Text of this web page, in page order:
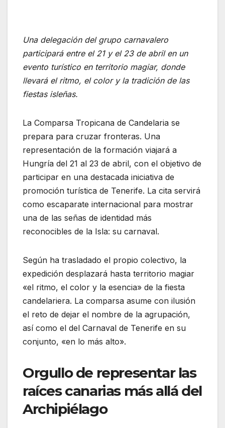
Una delegación del grupo carnavalero
participará entre el 21 y el 23 de abril en un
evento turístico en territorio magiar, donde
llevará el ritmo, el color y la tradición de las
fiestas isleñas.
La Comparsa Tropicana de Candelaria se
prepara para cruzar fronteras. Una
representación de la formación viajará a
Hungría del 21 al 23 de abril, con el objetivo de
participar en una destacada iniciativa de
promoción turística de Tenerife. La cita servirá
como escaparate internacional para mostrar
una de las señas de identidad más
reconocibles de la Isla: su carnaval.
Según ha trasladado el propio colectivo, la
expedición desplazará hasta territorio magiar
«el ritmo, el color y la esencia» de la fiesta
candelariera. La comparsa asume con ilusión
el reto de dejar el nombre de la agrupación,
así como el del Carnaval de Tenerife en su
conjunto, «en lo más alto».
Orgullo de representar las
raíces canarias más allá del
Archipiélago